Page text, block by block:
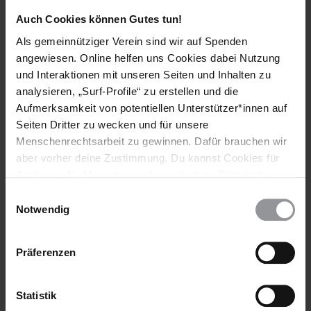
Auch Cookies können Gutes tun!
Als gemeinnütziger Verein sind wir auf Spenden
angewiesen. Online helfen uns Cookies dabei Nutzung
und Interaktionen mit unseren Seiten und Inhalten zu
analysieren, „Surf-Profile“ zu erstellen und die
Aufmerksamkeit von potentiellen Unterstützer*innen auf
Seiten Dritter zu wecken und für unsere
Menschenrechtsarbeit zu gewinnen. Dafür brauchen wir
aber vorher deine Zustimmung. Du kannst Cookies für
wieder ändern. Diesen Banner kannst Du über den Link
Notwendig
Präferenzen
Statistik
Länder
Griechenland
Themen
Flüchtlinge & Asyl
Teile diesen Beitrag